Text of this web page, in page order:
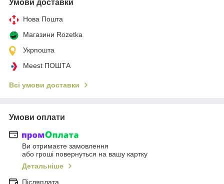
Умови доставки
Нова Пошта
Магазини Rozetka
Укрпошта
Meest ПОШТА
Всі умови доставки
Умови оплати
Ви отримаєте замовлення
або гроші повернуться на вашу картку
Детальніше
Післяплата